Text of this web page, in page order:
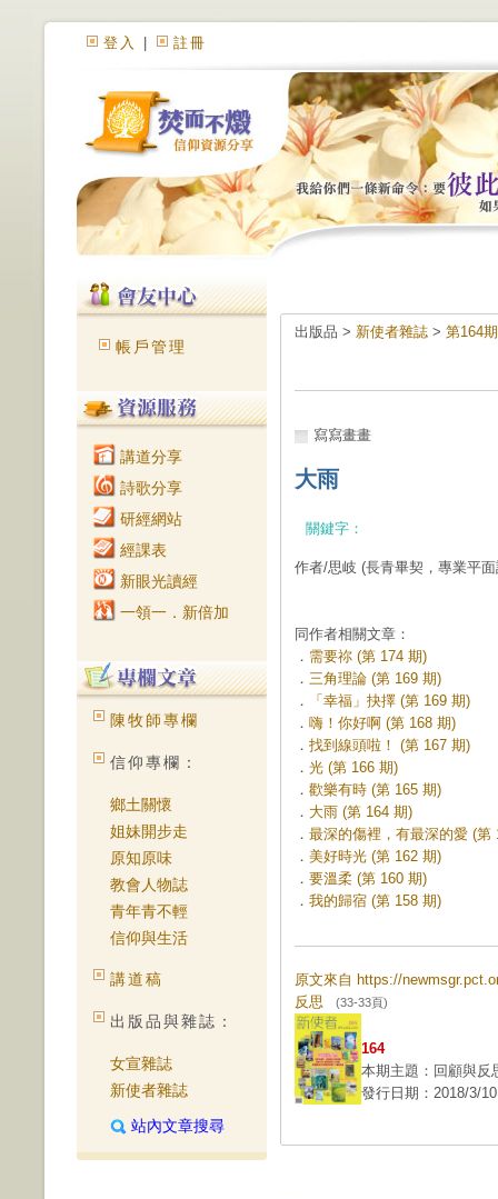
登入 註冊
帳戶管理
講道分享
詩歌分享
研經網站
經課表
新眼光讀經
一領一．新倍加
陳牧師專欄
信仰專欄：
鄉土關懷
姐妹開步走
原知原味
教會人物誌
青年青不輕
信仰與生活
講道稿
出版品與雜誌：
女宣雜誌
新使者雜誌
站內文章搜尋
出版品 > 新使者雜誌 > 第164
寫寫畫畫
大雨
關鍵字：
作者/思岐 (長青畢契，專業平
同作者相關文章：
． 需要祢 (第 174 期)
． 三角理論 (第 169 期)
．
「幸福」抉擇 (第 169 期)
． 嗨！你好啊 (第 168 期)
． 找到線頭啦！ (第 167 期)
． 光 (第 166 期)
． 歡樂有時 (第 165 期)
． 大雨 (第 164 期)
． 最深的傷裡，有最深的愛 (第
． 美好時光 (第 162 期)
． 要溫柔 (第 160 期)
． 我的歸宿 (第 158 期)
原文來自 https://
反思 (33-33頁)
164
本期主題：回顧與反
發行日期：2018/3/10